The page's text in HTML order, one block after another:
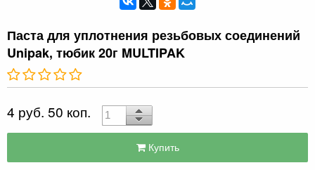
Паста для уплотнения резьбовых соединений
Unipak, тюбик 20г MULTIPAK
4 руб. 50 коп.
Купить